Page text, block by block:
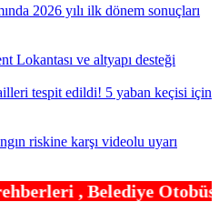
2026 yılı ilk dönem sonuçları
Lokantası ve altyapı desteği
tespit edildi! 5 yaban keçisi için
riskine karşı videolu uyarı